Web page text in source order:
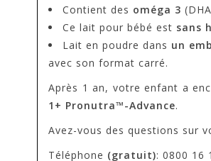
Contient des oméga 3
Ce lait pour bébé est sans
Lait en poudre dans un
avec son format carré.
Après 1 an, votre enfant a
1+ Pronutra™-Advance.
Avez-vous des questions sur
Téléphone (gratuit): 0800 16